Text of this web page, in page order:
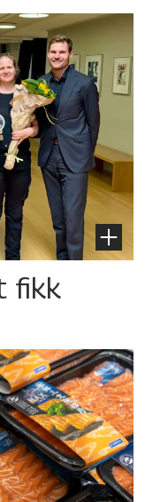
fikk